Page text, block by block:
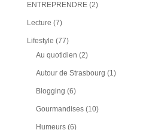
ENTREPRENDRE(2)
Lecture (7)
Lifestyle (77)
Au quotidien (2)
Autour de Strasbourg (1)
Blogging (6)
Gourmandises(10)
Humeurs(6)